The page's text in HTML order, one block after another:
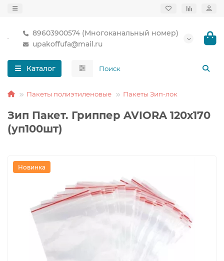
89603900574 (Многоканальный номер)
upakoffufa@mail.ru
Каталог
Пакеты полиэтиленовые Пакеты Зип-лок
Зип Пакет. Гриппер AVIORA 120х170
(уп100шт)
Новинка